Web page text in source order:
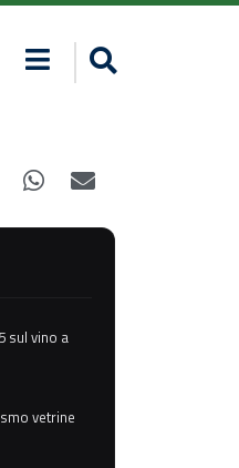
sul vino a
vetrine